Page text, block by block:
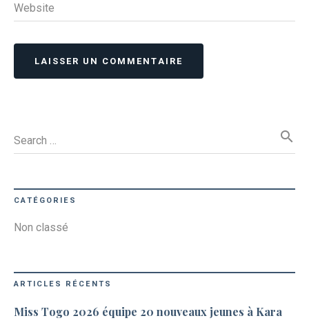
Website
LAISSER UN COMMENTAIRE
Search … search
CATÉGORIES
Non classé
ARTICLES RÉCENTS
Miss Togo 2026 équipe 20 nouveaux jeunes à Kara